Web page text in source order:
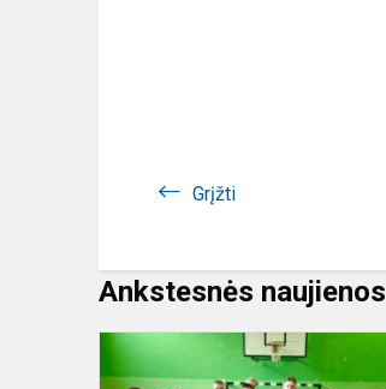
Grįžti
Ankstesnės naujienos